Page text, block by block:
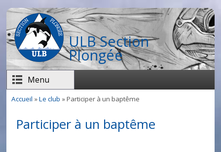
Aller au contenu principal
ULB Section
Plongée
Menu
Accueil »Le club » Participer à un baptême
Participer à un baptême